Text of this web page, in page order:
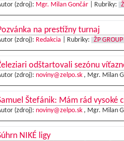
(zdroj): Mgr. Milan Gončár| Rubriky:
na prestížny turnaj
(zdroj): Redakcia Rubriky: ŽP GROUP
odštartovali sezónu
(zdroj): noviny@zelpo.sk, Mgr. Milan
Štefánik: Mám rád vysoké
(zdroj): noviny@zelpo.sk, Mgr. Milan
NIKÉ ligy